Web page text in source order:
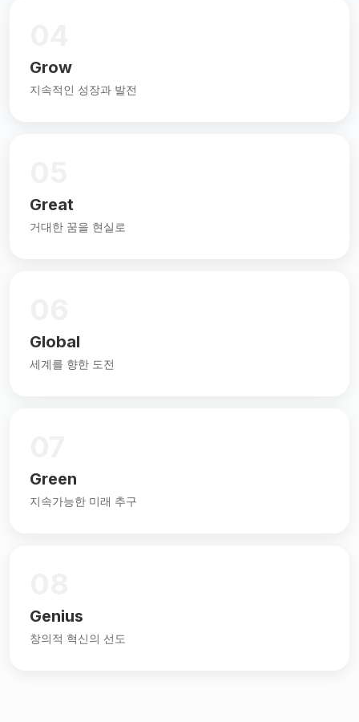
Grow
지속적인 성장과 발전
Great
거대한 꿈을 현실로
Global
세계를 향한 도전
Green
지속가능한 미래 추구
Genius
창의적 혁신의 선도